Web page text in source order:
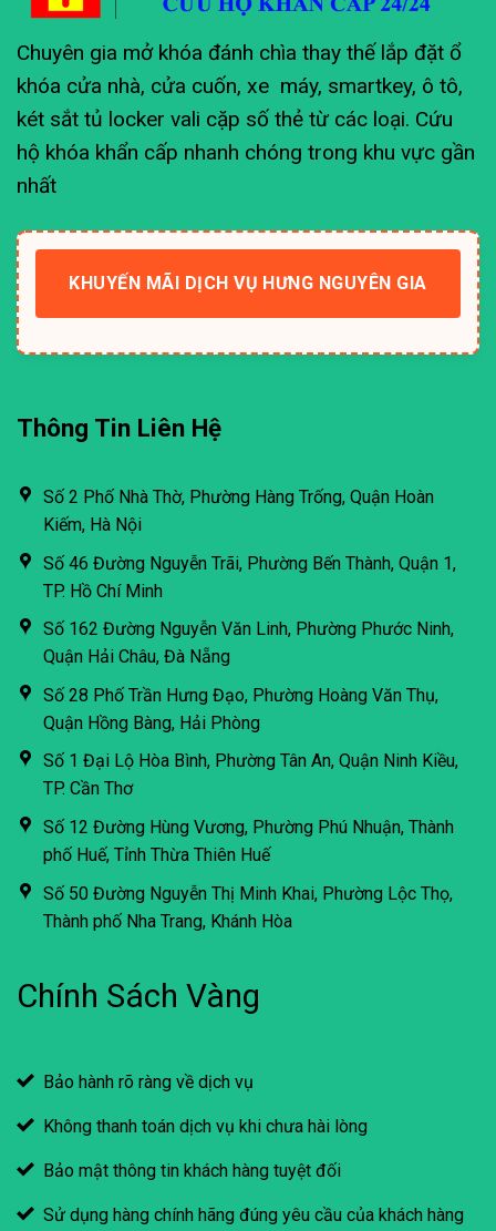
Chuyên gia mở khóa đánh chìa thay thế lắp đặt ổ
khóa cửa nhà, cửa cuốn, xe máy, smartkey, ô tô,
két sắt tủ locker vali cặp số thẻ từ các loại. Cứu
hộ khóa khẩn cấp nhanh chóng trong khu vực gần
nhất
KHUYẾN MÃI DỊCH VỤ HƯNG NGUYÊN GIA
Thông Tin Liên Hệ
Số 2 Phố Nhà Thờ, Phường Hàng Trống, Quận Hoàn
Kiếm, Hà Nội
Số 46 Đường Nguyễn Trãi, Phường Bến Thành, Quận 1,
TP. Hồ Chí Minh
Số 162 Đường Nguyễn Văn Linh, Phường Phước Ninh,
Quận Hải Châu, Đà Nẵng
Số 28 Phố Trần Hưng Đạo, Phường Hoàng Văn Thụ,
Quận Hồng Bàng, Hải Phòng
Số 1 Đại Lộ Hòa Bình, Phường Tân An, Quận Ninh Kiều,
TP. Cần Thơ
Số 12 Đường Hùng Vương, Phường Phú Nhuận, Thành
phố Huế, Tỉnh Thừa Thiên Huế
Số 50 Đường Nguyễn Thị Minh Khai, Phường Lộc Thọ,
Thành phố Nha Trang, Khánh Hòa
Chính Sách Vàng
Bảo hành rõ ràng về dịch vụ
Không thanh toán dịch vụ khi chưa hài lòng
Bảo mật thông tin khách hàng tuyệt đối
Sử dụng hàng chính hãng đúng yêu cầu của khách hàng